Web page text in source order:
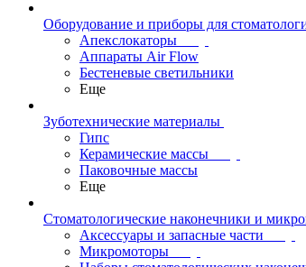
Оборудование и приборы для
Апекслокаторы
Аппараты Air Flow
Бестеневые светильники
Еще
Зуботехнические материалы
Гипс
Керамические массы
Паковочные массы
Еще
Стоматологические наконечники и
Аксессуары и запасные части
Микромоторы